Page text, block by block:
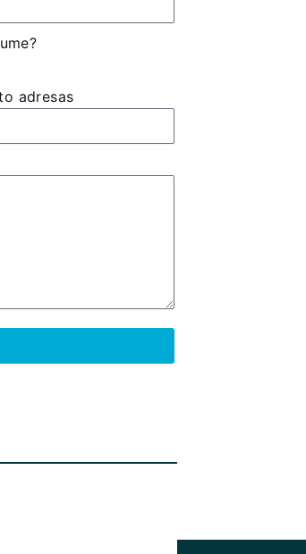
adresas